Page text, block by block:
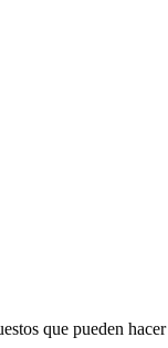
que pueden hacer